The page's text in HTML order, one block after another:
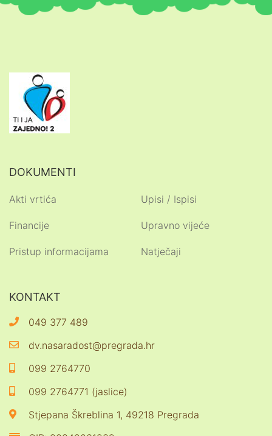
DOKUMENTI
Akti vrtića
Financije
Pristup informacijama
Upisi / Ispisi
Upravno vijeće
Natječaji
KONTAKT
049 377 489
dv.nasaradost@pregrada.hr
099 2764770
099 2764771 (jaslice)
Stjepana Škreblina 1, 49218 Pregrada